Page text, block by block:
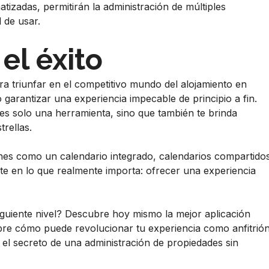
permitirán la administración de múltiples
usar.
éxito
triunfar en el competitivo mundo del alojamiento en
una experiencia impecable de principio a fin.
solo una herramienta, sino que también te brinda
como un calendario integrado, calendarios
en lo que realmente importa: ofrecer una experiencia
nivel? Descubre hoy mismo la mejor aplicación
cómo puede revolucionar tu experiencia como
secreto de una administración de propiedades sin